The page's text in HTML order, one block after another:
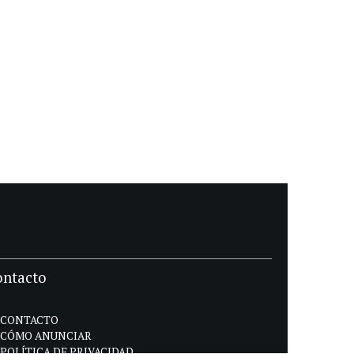
CONTACTO
CÓMO ANUNCIAR